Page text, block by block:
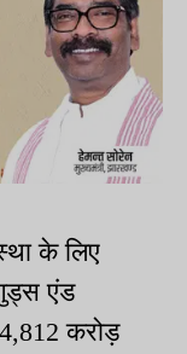
के लिए
एंड
करोड़